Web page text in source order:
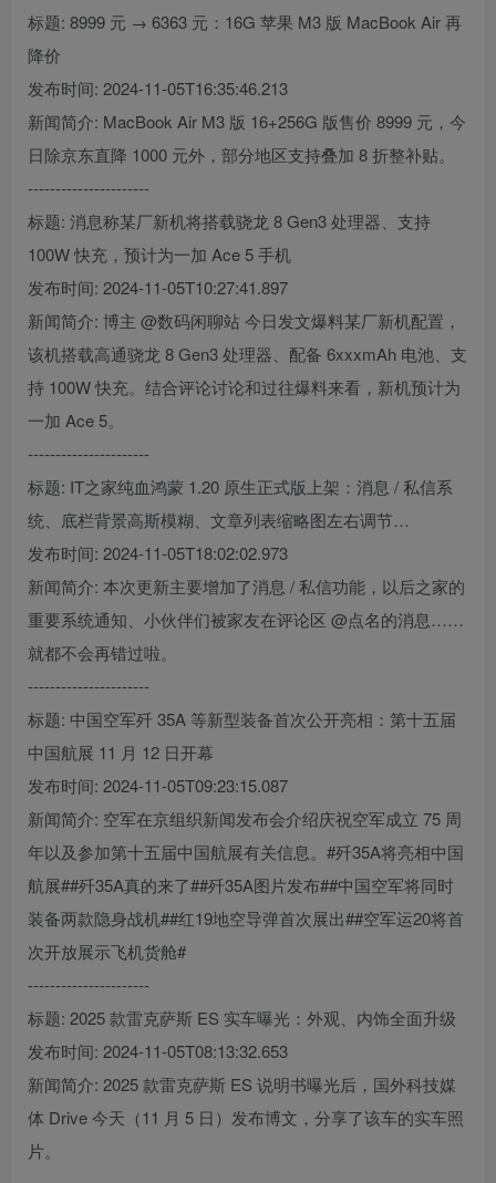
标题: 8999 元 → 6363 元：16G 苹果 M3 版 MacBook Air 再
降价
发布时间: 2024-11-05T16:35:46.213
新闻简介: MacBook Air M3 版 16+256G 版售价 8999 元，今
日除京东直降 1000 元外，部分地区支持叠加 8 折整补贴。
----------------------
标题: 消息称某厂新机将搭载骁龙 8 Gen3 处理器、支持
100W 快充，预计为一加 Ace 5 手机
发布时间: 2024-11-05T10:27:41.897
新闻简介: 博主 @数码闲聊站 今日发文爆料某厂新机配置，
该机搭载高通骁龙 8 Gen3 处理器、配备 6xxxmAh 电池、支
持 100W 快充。结合评论讨论和过往爆料来看，新机预计为
一加 Ace 5。
----------------------
标题: IT之家纯血鸿蒙 1.20 原生正式版上架：消息 / 私信系
统、底栏背景高斯模糊、文章列表缩略图左右调节…
发布时间: 2024-11-05T18:02:02.973
新闻简介: 本次更新主要增加了消息 / 私信功能，以后之家的
重要系统通知、小伙伴们被家友在评论区 @点名的消息……
就都不会再错过啦。
----------------------
标题: 中国空军歼 35A 等新型装备首次公开亮相：第十五届
中国航展 11 月 12 日开幕
发布时间: 2024-11-05T09:23:15.087
新闻简介: 空军在京组织新闻发布会介绍庆祝空军成立 75 周
年以及参加第十五届中国航展有关信息。#歼35A将亮相中国
航展##歼35A真的来了##歼35A图片发布##中国空军将同时
装备两款隐身战机##红19地空导弹首次展出##空军运20将首
次开放展示飞机货舱#
----------------------
标题: 2025 款雷克萨斯 ES 实车曝光：外观、内饰全面升级
发布时间: 2024-11-05T08:13:32.653
新闻简介: 2025 款雷克萨斯 ES 说明书曝光后，国外科技媒
体 Drive 今天（11 月 5 日）发布博文，分享了该车的实车照
片。